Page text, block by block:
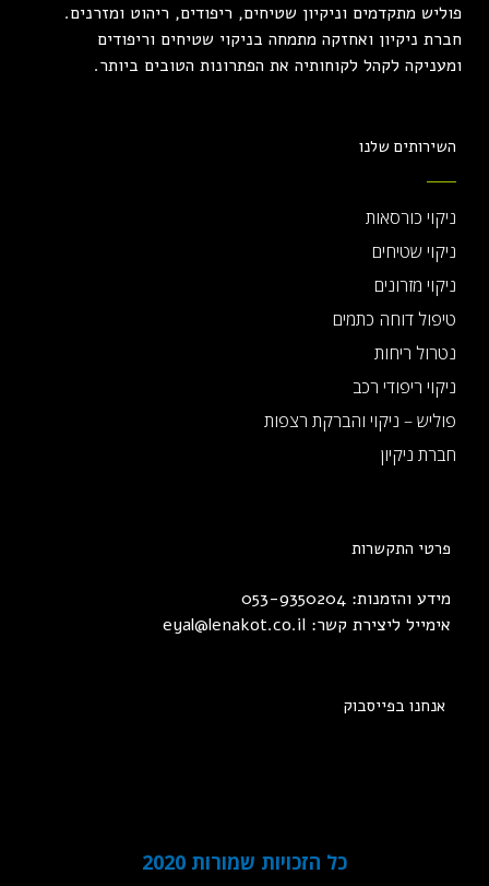
פוליש מתקדמים וניקיון שטיחים, ריפודים, ריהוט ומזרנים.
חברת ניקיון ואחזקה מתמחה בניקוי שטיחים וריפודים
ומעניקה לקהל לקוחותיה את הפתרונות הטובים ביותר.
השירותים שלנו
ניקוי כורסאות
ניקוי שטיחים
ניקוי מזרונים
טיפול דוחה כתמים
נטרול ריחות
ניקוי ריפודי רכב
פוליש – ניקוי והברקת רצפות
חברת ניקיון
פרטי התקשרות
מידע והזמנות: 053-9350204
אימייל ליצירת קשר: eyal@lenakot.co.il
אנחנו בפייסבוק
כל הזכויות שמורות 2020